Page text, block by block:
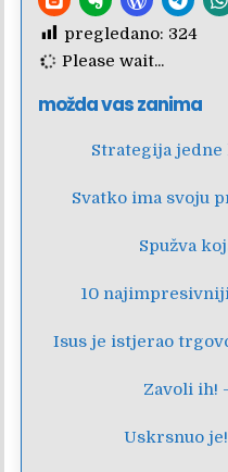
pregledano: 324
Please wait...
možda vas zanima
Strategija jedne
Svatko ima svoju
Spužva
10
Isus je istjerao
Zavoli ih!
Uskrsnuo